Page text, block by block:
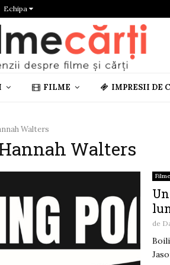
Echipa
FILME IMPRESII DE
Walters
Walters
de